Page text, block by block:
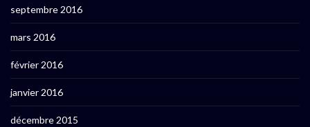
septembre 2016
mars 2016
février 2016
janvier 2016
décembre 2015